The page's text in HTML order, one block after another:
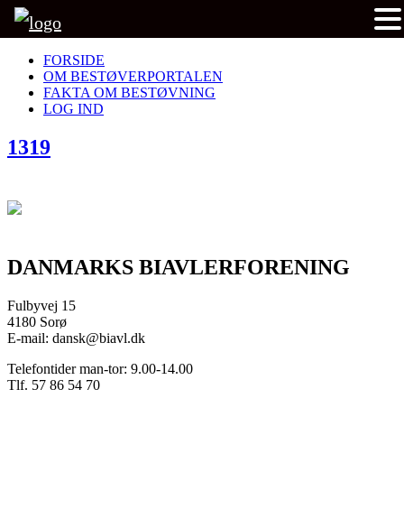
FORSIDE
OM BESTØVERPORTALEN
FAKTA OM BESTØVNING
LOG IND
1319
DANMARKS BIAVLERFORENING
Fulbyvej 15
4180 Sorø
E-mail: dansk@biavl.dk
Telefontider man-tor: 9.00-14.00
Tlf. 57 86 54 70